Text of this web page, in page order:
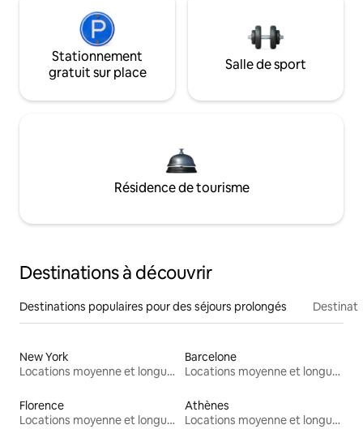
Stationnement
gratuit sur place
Salle de sport
Résidence de tourisme
Destinations à découvrir
Destinations populaires pour des séjours prolongés
New York
Locations moyenne et longue durée
Barcelone
Locations moyenne et longue durée
Florence
Locations moyenne et longue durée
Athènes
Locations moyenne et longue durée